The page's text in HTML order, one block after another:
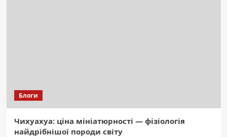
Блоги
Чихуахуа: ціна мініатюрності — фізіологія
найдрібнішої породи світу